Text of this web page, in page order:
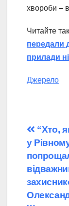
хвороби –
Читайте
передали
прилади
Джерело
“Хто,
у